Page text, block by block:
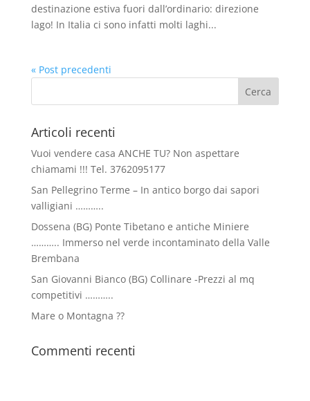
destinazione estiva fuori dall’ordinario: direzione
lago! In Italia ci sono infatti molti laghi...
« Post precedenti
Articoli recenti
Vuoi vendere casa ANCHE TU? Non aspettare
chiamami !!! Tel. 3762095177
San Pellegrino Terme – In antico borgo dai sapori
valligiani ………..
Dossena (BG) Ponte Tibetano e antiche Miniere
……….. Immerso nel verde incontaminato della Valle
Brembana
San Giovanni Bianco (BG) Collinare -Prezzi al mq
competitivi ………..
Mare o Montagna ??
Commenti recenti